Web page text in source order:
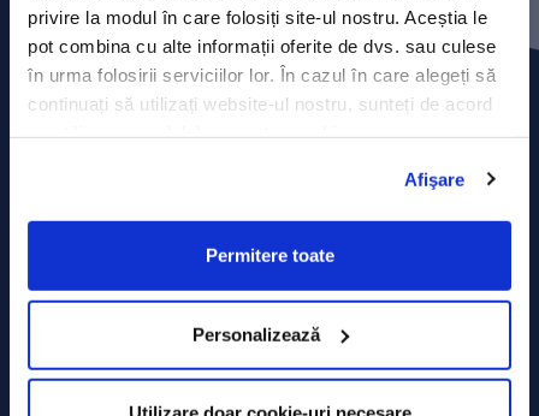
privire la modul în care folosiți site-ul nostru. Aceștia le
pot combina cu alte informații oferite de dvs. sau culese
în urma folosirii serviciilor lor. În cazul în care alegeți să
continuați să utilizați website-ul nostru, sunteți de acord
Afişare
Permitere toate
Personalizează
Privacy Policy
Contact